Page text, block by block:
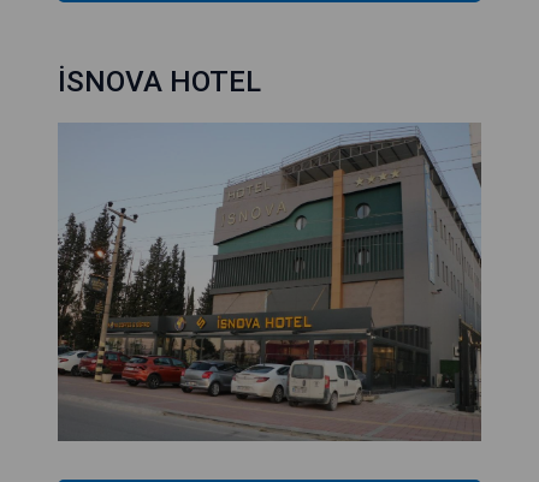
İSNOVA HOTEL